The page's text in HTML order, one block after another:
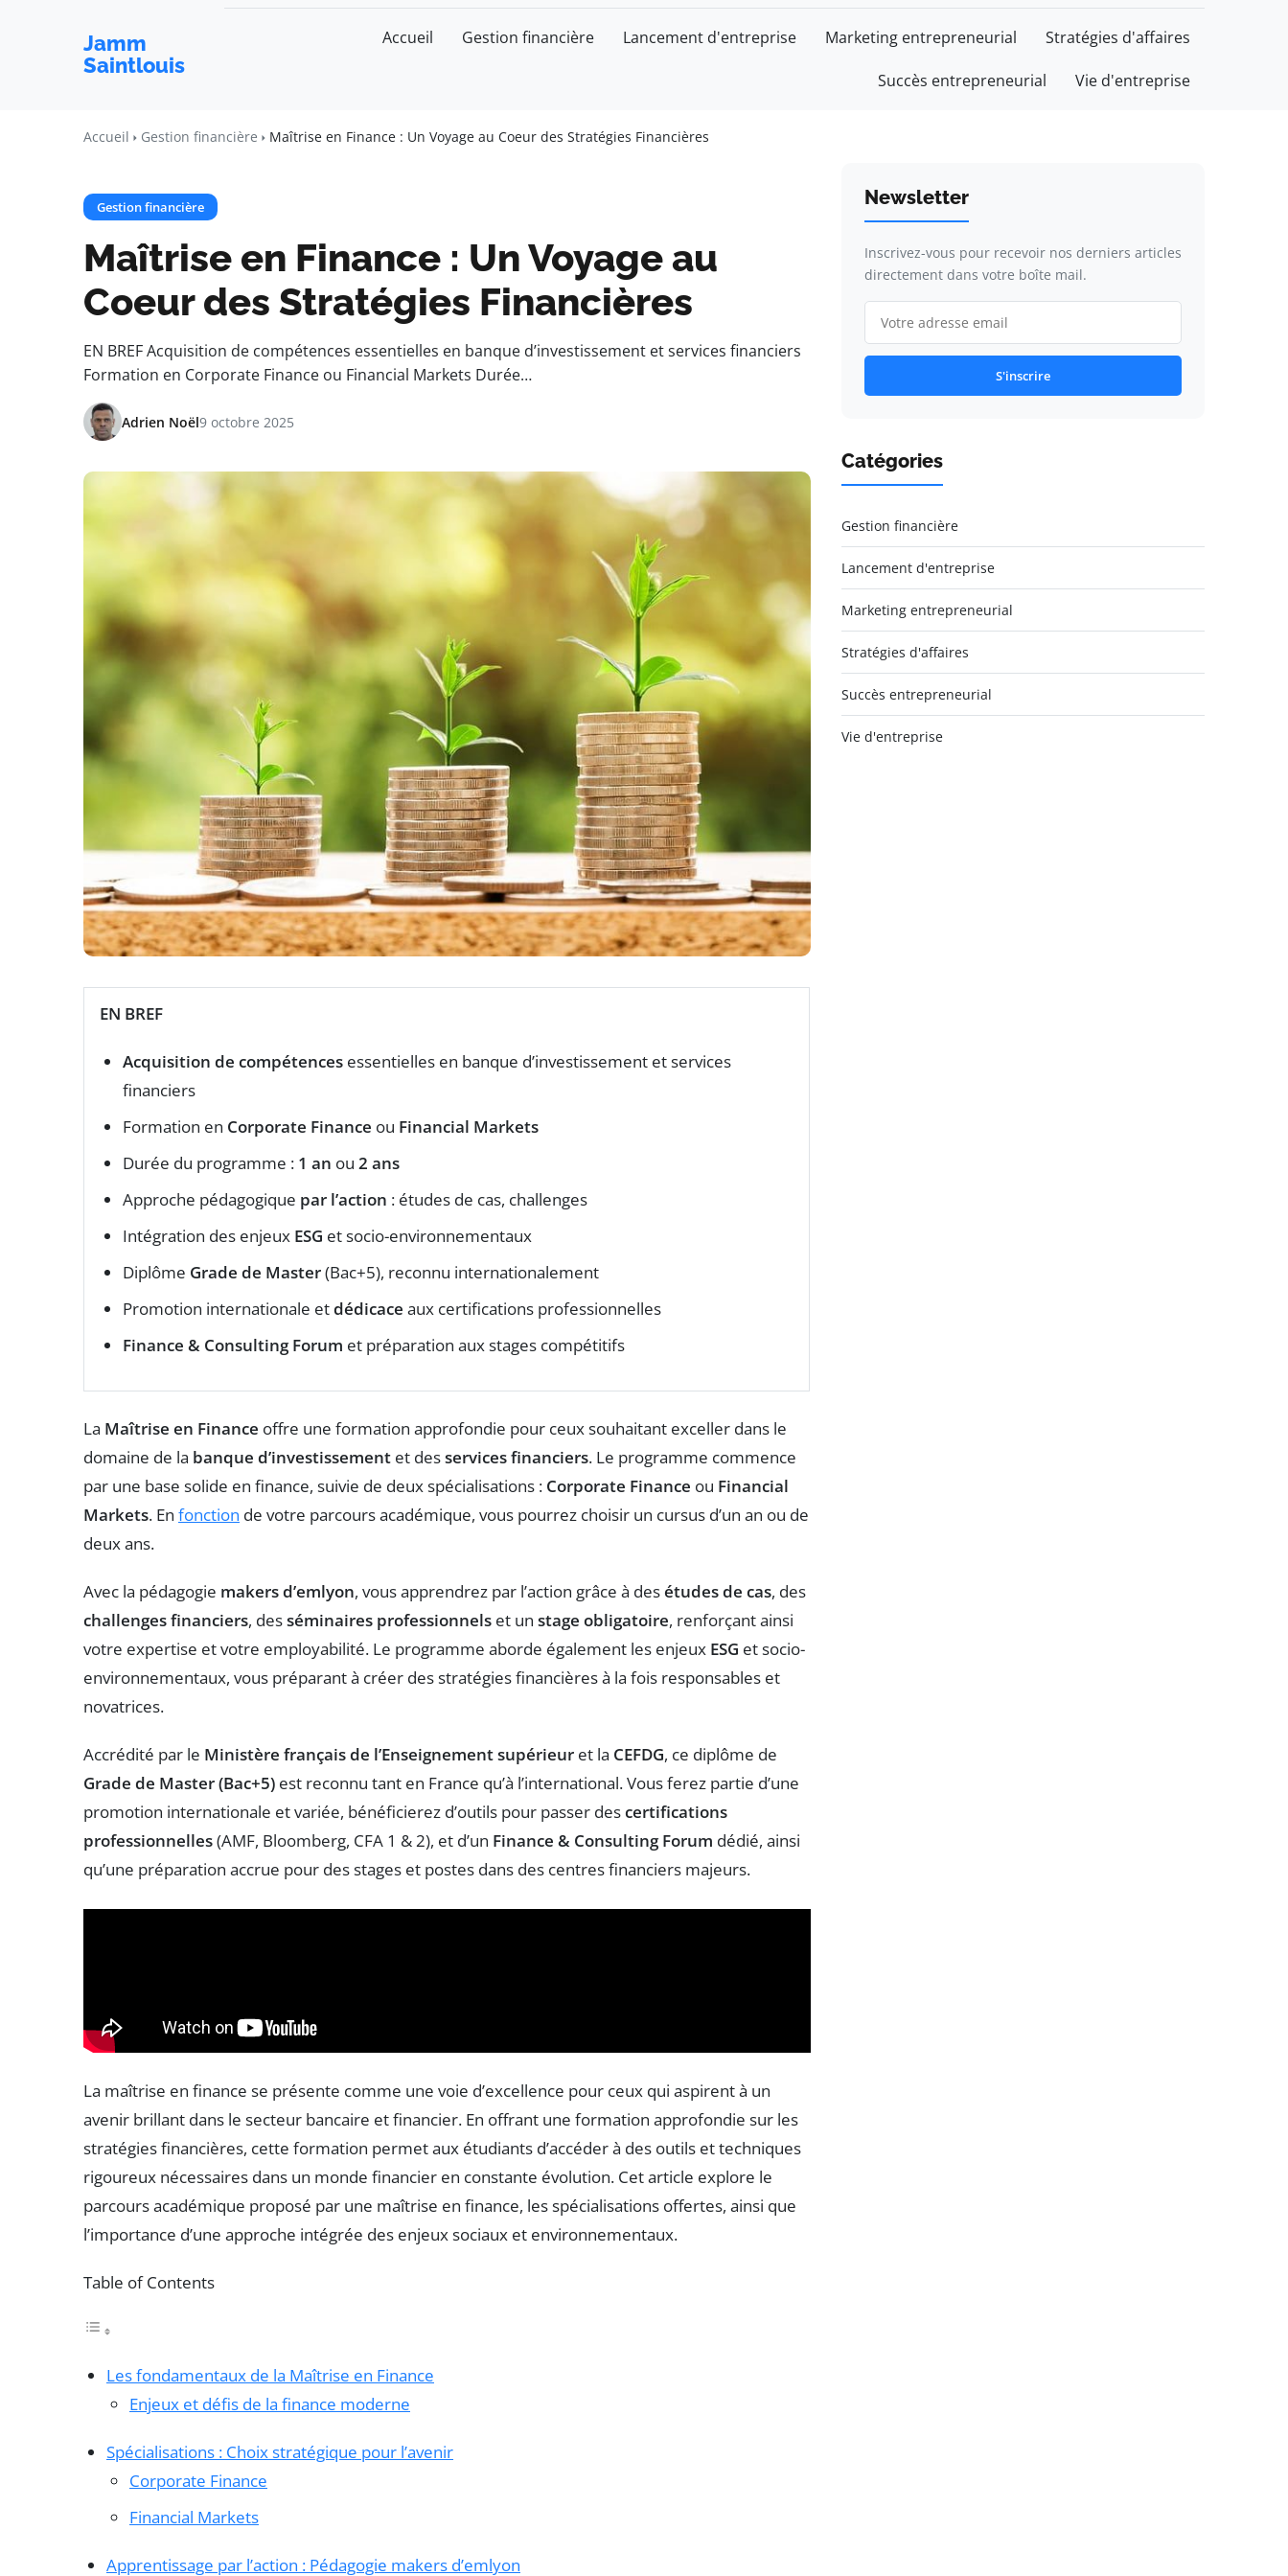
Jamm
Saintlouis
Accueil Gestion financière Lancement d'entreprise Marketing entrepreneurial Stratégies d'affaires
Succès entrepreneurial Vie d'entreprise
Accueil Gestion financière Maîtrise en Finance : Un Voyage au Coeur des Stratégies Financières
Gestion financière
Maîtrise en Finance : Un Voyage au
Coeur des Stratégies Financières
EN BREF Acquisition de compétences essentielles en banque d’investissement et services financiers
Formation en Corporate Finance ou Financial Markets Durée…
Adrien Noël9 octobre 2025
EN BREF
Acquisition de compétences essentielles en banque d’investissement et services
financiers
Formation en Corporate Finance ou Financial Markets
Durée du programme : 1 an ou 2 ans
Approche pédagogique par l’action : études de cas, challenges
Intégration des enjeux ESG et socio-environnementaux
Diplôme Grade de Master(Bac+5), reconnu internationalement
Promotion internationale etdédicace aux certifications professionnelles
Finance & Consulting Forum et préparation aux stages compétitifs
La Maîtrise en Finance offre une formation approfondie pour ceux souhaitant exceller dans le
domaine de la banque d’investissement et desservices financiers. Le programme commence
par une base solide en finance, suivie de deux spécialisations : Corporate Finance ou Financial
Markets. En fonction de votre parcours académique, vous pourrez choisir un cursus d’un an ou de
deux ans.
Avec la pédagogie makers d’emlyon, vous apprendrez par l’action grâce à desétudes de cas, des
challenges financiers, desséminaires professionnels et un stage obligatoire, renforçant ainsi
votre expertise et votre employabilité. Le programme aborde également les enjeux ESG et socio-
environnementaux, vous préparant à créer des stratégies financières à la fois responsables et
novatrices.
Accrédité par le Ministère français de l’Enseignement supérieur et la CEFDG, ce diplôme de
Grade de Master (Bac+5) est reconnu tant en France qu’à l’international. Vous ferez partie d’une
promotion internationale et variée, bénéficierez d’outils pour passer descertifications
professionnelles(AMF, Bloomberg, CFA 1 & 2), et d’un Finance & Consulting Forum dédié, ainsi
qu’une préparation accrue pour des stages et postes dans des centres financiers majeurs.
La maîtrise en finance se présente comme une voie d’excellence pour ceux qui aspirent à un
avenir brillant dans le secteur bancaire et financier. En offrant une formation approfondie sur les
stratégies financières, cette formation permet aux étudiants d’accéder à des outils et techniques
rigoureux nécessaires dans un monde financier en constante évolution. Cet article explore le
parcours académique proposé par une maîtrise en finance, les spécialisations offertes, ainsi que
l’importance d’une approche intégrée des enjeux sociaux et environnementaux.
Table of Contents
Les fondamentaux de la Maîtrise en Finance
Enjeux et défis de la finance moderne
Spécialisations : Choix stratégique pour l’avenir
Corporate Finance
Financial Markets
Apprentissage par l’action : Pédagogie makers d’emlyon
Newsletter
Inscrivez-vous pour recevoir nos derniers articles
directement dans votre boîte mail.
S'inscrire
Catégories
Gestion financière
Lancement d'entreprise
Marketing entrepreneurial
Stratégies d'affaires
Succès entrepreneurial
Vie d'entreprise